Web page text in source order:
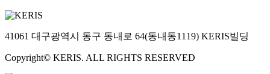
41061 대구광역시 동구 동내로 64(동내동1119) KERIS빌딩
Copyright© KERIS. ALL RIGHTS RESERVED